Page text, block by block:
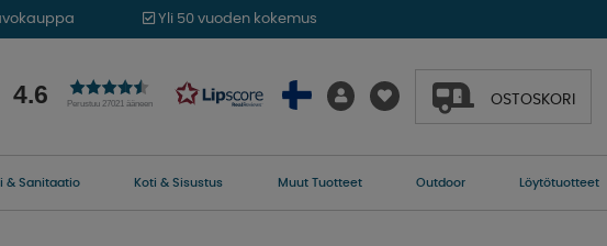
Yli 50 vuoden kokemus
4.6 Perustuu 27021 ääneen OSTOSKORI
& Sanitaatio Koti & Sisustus Muut Tuotteet Outdoor Löytötuotteet